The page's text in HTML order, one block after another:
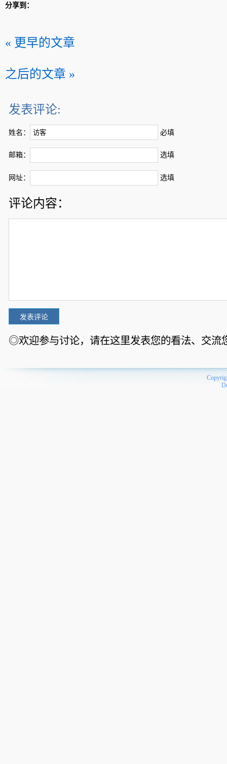
分享到：
« 更早的文章
之后的文章 »
发表评论:
姓名： 必填
邮箱： 选填
网址： 选填
评论内容：
◎欢迎参与讨论，请在这里发表您的看法、交流